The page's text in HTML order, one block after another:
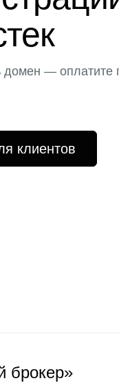
домен — оплатите
клиентов
брокер»